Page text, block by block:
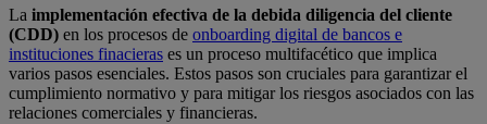
La implementación efectiva de la debida diligencia del cliente
(CDD) en los procesos de onboarding digital de bancos e
instituciones finacieras es un proceso multifacético que implica
varios pasos esenciales. Estos pasos son cruciales para garantizar el
cumplimiento normativo y para mitigar los riesgos asociados con las
relaciones comerciales y financieras.